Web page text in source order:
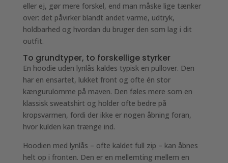
eller ej, gør mere forskel, end man måske lige tænker
over: det påvirker blandt andet varme, udtryk,
holdbarhed og hvordan du bruger den som lag i dit
outfit.
To grundtyper, to forskellige styrker
En hoodie uden lynlås kaldes typisk en pullover. Den
har en ensartet, lukket front og ofte én stor
kængurulomme på maven. Den føles mere som en
klassisk sweatshirt og holder ofte bedre på
kropsvarmen, fordi der ikke er nogen åbning foran,
hvor kulden kan trænge ind.
Hoodien med lynlås – ofte kaldet full zip – kan åbnes
helt op i fronten. Den er en mellemting mellem en